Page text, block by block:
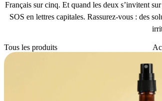
Français sur cinq. Et quand les deux s’invitent
SOS en lettres capitales. Rassurez-vous : des
Tous les produits